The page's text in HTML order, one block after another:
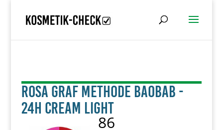
Rosa Graf Methode Baobab -
24h Cream light
86